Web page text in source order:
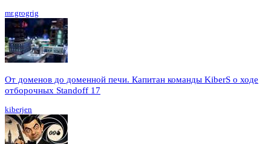
mr.grogrig
От доменов до доменной печи. Капитан команды KiberS о ходе
отборочных Standoff 17
kiberjen